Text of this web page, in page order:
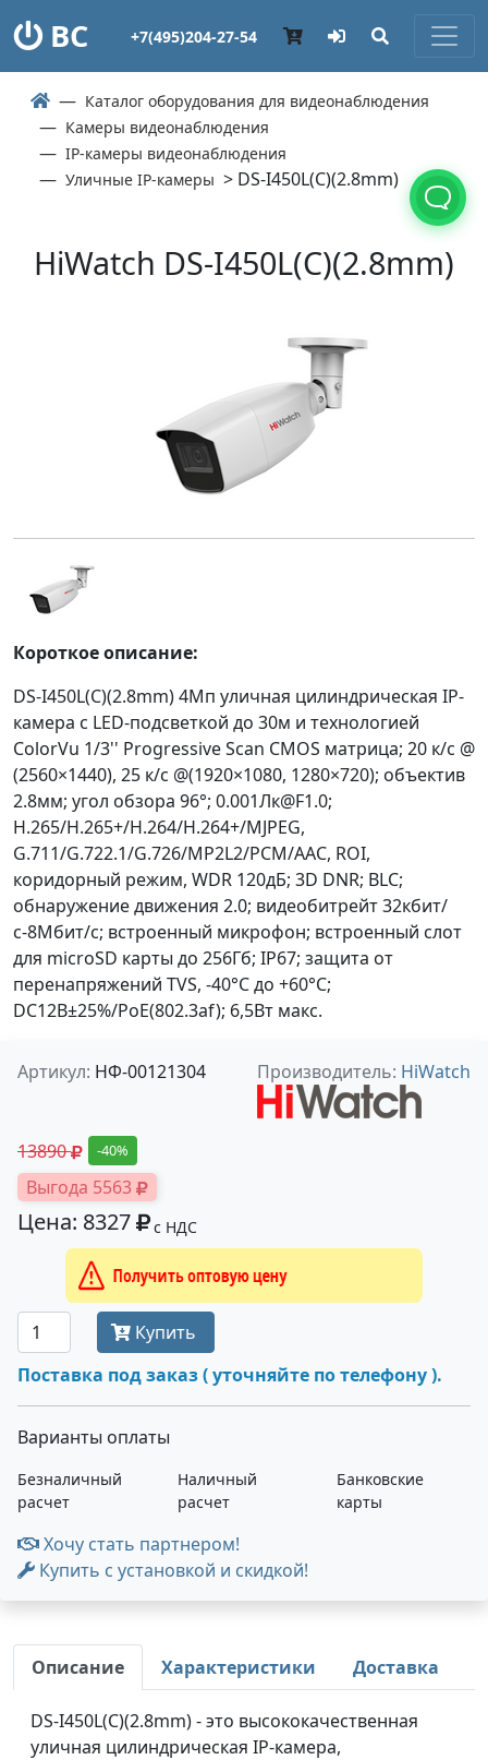
ВС +7(495)204-27-54
Каталог оборудования для видеонаблюдения
Камеры видеонаблюдения
IP-камеры видеонаблюдения
Уличные IP-камеры > DS-I450L(C)(2.8mm)
HiWatch DS-I450L(C)(2.8mm)
Короткое описание:
DS-I450L(C)(2.8mm) 4Мп уличная цилиндрическая IP-
камера с LED-подсветкой до 30м и технологией
ColorVu 1/3'' Progressive Scan CMOS матрица; 20 к/с @
(2560×1440), 25 к/с @(1920×1080, 1280×720); объектив
2.8мм; угол обзора 96°; 0.001Лк@F1.0;
H.265/H.265+/H.264/H.264+/MJPEG,
G.711/G.722.1/G.726/MP2L2/PCM/AAC, ROI,
коридорный режим, WDR 120дБ; 3D DNR; BLC;
обнаружение движения 2.0; видеобитрейт 32кбит/
с-8Мбит/с; встроенный микрофон; встроенный слот
для microSD карты до 256Гб; IP67; защита от
перенапряжений TVS, -40°C до +60°C;
DC12В±25%/PoE(802.3af); 6,5Вт макс.
Артикул: НФ-00121304 Производитель: HiWatch
13890 -40%
Выгода 5563
Цена: 8327 с НДС
Получить оптовую цену
Купить
Поставка под заказ ( уточняйте по телефону ).
Варианты оплаты
Безналичный
расчет
Наличный
расчет
Банковские
карты
Хочу стать партнером!
Купить с установкой и скидкой!
Описание Характеристики Доставка
DS-I450L(C)(2.8mm) - это высококачественная
уличная цилиндрическая IP-камера,